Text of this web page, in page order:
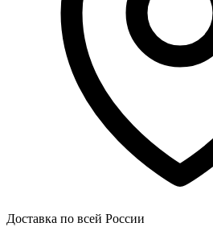
Доставка по всей России